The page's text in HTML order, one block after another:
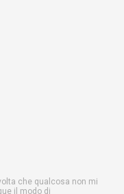
che qualcosa non mi
il modo di